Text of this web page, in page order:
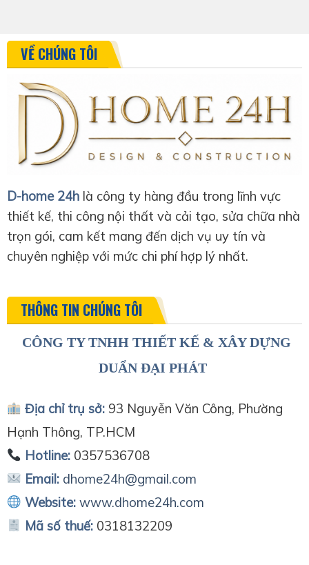
VỀ CHÚNG TÔI
D-home 24h là công ty hàng đầu trong lĩnh vực
thiết kế, thi công nội thất và cải tạo, sửa chữa nhà
trọn gói, cam kết mang đến dịch vụ uy tín và
chuyên nghiệp với mức chi phí hợp lý nhất.
THÔNG TIN CHÚNG TÔI
CÔNG TY TNHH THIẾT KẾ & XÂY DỰNG
DUẨN ĐẠI PHÁT
Địa chỉ trụ sở:93 Nguyễn Văn Công, Phường
Hạnh Thông, TP.HCM
Hotline:0357536708
Email: dhome24h@gmail.com
Website: www.dhome24h.com
Mã số thuế: 0318132209